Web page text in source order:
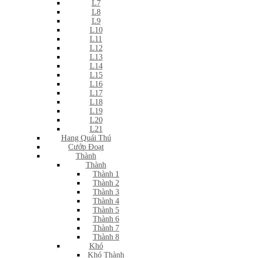
L7
L8
L9
L10
L11
L12
L13
L14
L15
L16
L17
L18
L19
L20
L21
Hang Quái Thú
Cướp Đoạt
Thành
Thành
Thành 1
Thành 2
Thành 3
Thành 4
Thành 5
Thành 6
Thành 7
Thành 8
Khó
Khó Thành